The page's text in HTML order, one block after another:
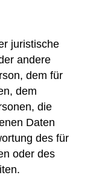
juristische
andere
dem für
dem
die
Daten
des für
oder des